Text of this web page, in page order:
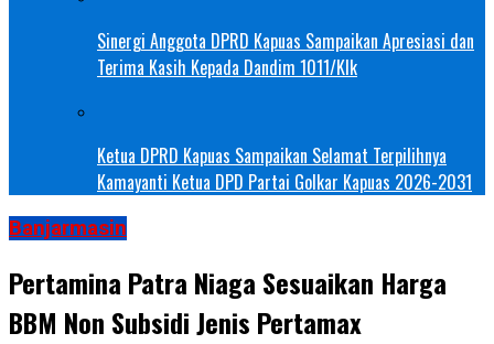
Sinergi Anggota DPRD Kapuas Sampaikan Apresiasi dan
Terima Kasih Kepada Dandim 1011/Klk
Ketua DPRD Kapuas Sampaikan Selamat Terpilihnya
Kamayanti Ketua DPD Partai Golkar Kapuas 2026-2031
Banjarmasin
Pertamina Patra Niaga Sesuaikan Harga
BBM Non Subsidi Jenis Pertamax